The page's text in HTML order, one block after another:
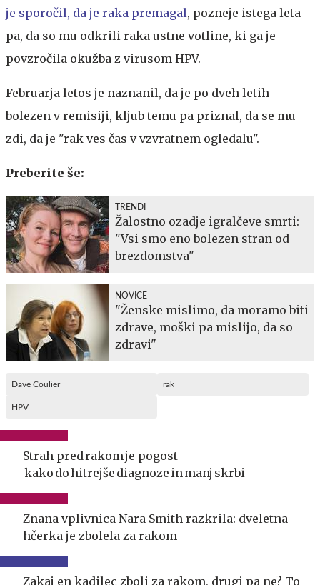
je sporočil, da je raka premagal, pozneje istega leta
pa, da so mu odkrili raka ustne votline, ki ga je
povzročila okužba z virusom HPV.
Februarja letos je naznanil, da je po dveh letih
bolezen v remisiji, kljub temu pa priznal, da se mu
zdi, da je "rak ves čas v vzvratnem ogledalu".
Preberite še:
TRENDI
Žalostno ozadje igralčeve smrti:
"Vsi smo eno bolezen stran od
brezdomstva"
NOVICE
"Ženske mislimo, da moramo biti
zdrave, moški pa mislijo, da so
zdravi"
Dave Coulier rak
HPV
Strah pred rakom je pogost –
kako do hitrejše diagnoze in manj skrbi
Znana vplivnica Nara Smith razkrila: dveletna
hčerka je zbolela za rakom
Zakaj en kadilec zboli za rakom, drugi pa ne? To